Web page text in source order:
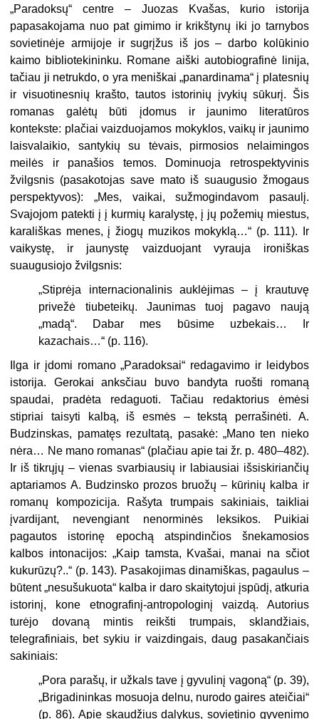
„Paradoksų“ centre – Juozas Kvašas, kurio istorija
papasakojama nuo pat gimimo ir krikštynų iki jo tarnybos
sovietinėje armijoje ir sugrįžus iš jos – darbo kolūkinio
kaimo bibliotekininku. Romane aiški autobiografinė linija,
tačiau ji netrukdo, o yra meniškai „panardinama“ į platesnių
ir visuotinesnių krašto, tautos istorinių įvykių sūkurį. Šis
romanas galėtų būti įdomus ir jaunimo literatūros
kontekste: plačiai vaizduojamos mokyklos, vaikų ir jaunimo
laisvalaikio, santykių su tėvais, pirmosios nelaimingos
meilės ir panašios temos. Dominuoja retrospektyvinis
žvilgsnis (pasakotojas save mato iš suaugusio žmogaus
perspektyvos): „Mes, vaikai, sužmogindavom pasaulį.
Svajojom patekti į į kurmių karalystę, į jų požemių miestus,
karališkas menes, į žiogų muzikos mokyklą…“ (p. 111). Ir
vaikystę, ir jaunystę vaizduojant vyrauja ironiškas
suaugusiojo žvilgsnis:
„Stiprėja internacionalinis auklėjimas – į krautuvę
privežė tiubeteikų. Jaunimas tuoj pagavo naują
„madą“. Dabar mes būsime uzbekais… Ir
kazachais…“ (p. 116).
Ilga ir įdomi romano „Paradoksai“ redagavimo ir leidybos
istorija. Gerokai anksčiau buvo bandyta ruošti romaną
spaudai, pradėta redaguoti. Tačiau redaktorius ėmėsi
stipriai taisyti kalbą, iš esmės – tekstą perrašinėti. A.
Budzinskas, pamatęs rezultatą, pasakė: „Mano ten nieko
nėra… Ne mano romanas“ (plačiau apie tai žr. p. 480–482).
Ir iš tikrųjų – vienas svarbiausių ir labiausiai išsiskiriančių
aptariamos A. Budzinsko prozos bruožų – kūrinių kalba ir
romanų kompozicija. Rašyta trumpais sakiniais, taikliai
įvardijant, nevengiant nenorminės leksikos. Puikiai
pagautos istorinę epochą atspindinčios šnekamosios
kalbos intonacijos: „Kaip tamsta, Kvašai, manai na sčiot
kukurūzų?..“ (p. 143). Pasakojimas dinamiškas, pagaulus –
būtent „nesušukuota“ kalba ir daro skaitytojui įspūdį, atkuria
istorinį, kone etnografinį-antropologinį vaizdą. Autorius
turėjo dovaną mintis reikšti trumpais, sklandžiais,
telegrafiniais, bet sykiu ir vaizdingais, daug pasakančiais
sakiniais:
„Pora parašų, ir užkals tave į gyvulinį vagoną“ (p. 39),
„Brigadininkas mosuoja delnu, nurodo gaires ateičiai“
(p. 86). Apie skaudžius dalykus, sovietinio gyvenimo